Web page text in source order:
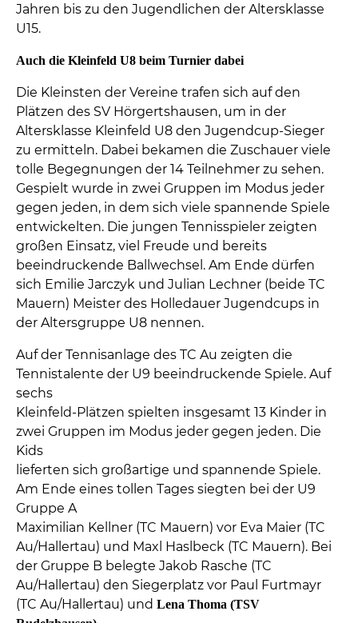
Jahren bis zu den Jugendlichen der Altersklasse
U15.
Auch die Kleinfeld U8 beim Turnier dabei
Die Kleinsten der Vereine trafen sich auf den
Plätzen des SV Hörgertshausen, um in der
Altersklasse Kleinfeld U8 den Jugendcup-Sieger
zu ermitteln. Dabei bekamen die Zuschauer viele
tolle Begegnungen der 14 Teilnehmer zu sehen.
Gespielt wurde in zwei Gruppen im Modus jeder
gegen jeden, in dem sich viele spannende Spiele
entwickelten. Die jungen Tennisspieler zeigten
großen Einsatz, viel Freude und bereits
beeindruckende Ballwechsel. Am Ende dürfen
sich Emilie Jarczyk und Julian Lechner (beide TC
Mauern) Meister des Holledauer Jugendcups in
der Altersgruppe U8 nennen.
Auf der Tennisanlage des TC Au zeigten die
Tennistalente der U9 beeindruckende Spiele. Auf
sechs
Kleinfeld-Plätzen spielten insgesamt 13 Kinder in
zwei Gruppen im Modus jeder gegen jeden. Die
Kids
lieferten sich großartige und spannende Spiele.
Am Ende eines tollen Tages siegten bei der U9
Gruppe A
Maximilian Kellner (TC Mauern) vor Eva Maier (TC
Au/Hallertau) und Maxl Haslbeck (TC Mauern). Bei
der Gruppe B belegte Jakob Rasche (TC
Au/Hallertau) den Siegerplatz vor Paul Furtmayr
(TC Au/Hallertau) und Lena Thoma (TSV